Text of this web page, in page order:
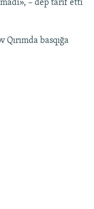
– dep tarif etti
basqığa